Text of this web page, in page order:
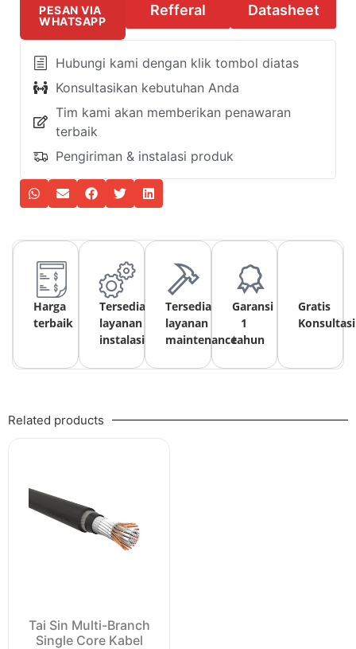
PESAN VIA
WHATSAPP
Refferal Datasheet
Hubungi kami dengan klik tombol diatas
Konsultasikan kebutuhan Anda
Tim kami akan memberikan penawaran
terbaik
Pengiriman & instalasi produk
Harga
terbaik
Tersedia
layanan
instalasi
Tersedia
layanan
maintenance
Garansi
1
tahun
Gratis
Konsultasi
Related products
Tai Sin Multi-Branch
Single Core Kabel